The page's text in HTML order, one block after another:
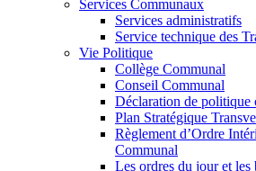
Services Communaux
Services administratifs
Service technique des
Vie Politique
Collège Communal
Conseil Communal
Déclaration de politique
Plan Stratégique
Règlement d’Ordre
Communal
Les ordres du jour et les